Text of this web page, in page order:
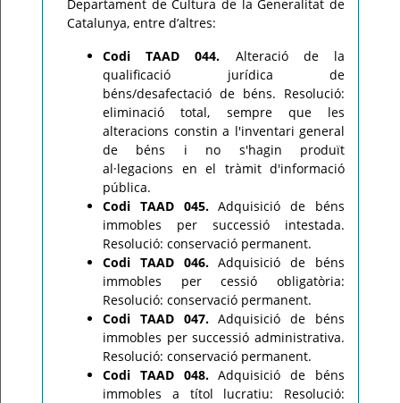
Departament de Cultura de la Generalitat de
Catalunya, entre d’altres:
Codi TAAD 044. Alteració de la
qualificació jurídica de
béns/desafectació de béns. Resolució:
eliminació total, sempre que les
alteracions constin a l'inventari general
de béns i no s'hagin produït
al·legacions en el tràmit d'informació
pública.
Codi TAAD 045.Adquisició de béns
immobles per successió intestada.
Resolució: conservació permanent.
Codi TAAD 046.Adquisició de béns
immobles per cessió obligatòria:
Resolució: conservació permanent.
Codi TAAD 047.Adquisició de béns
immobles per successió administrativa.
Resolució: conservació permanent.
Codi TAAD 048.Adquisició de béns
immobles a títol lucratiu: Resolució: